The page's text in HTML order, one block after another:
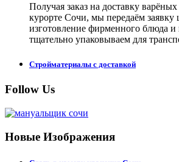
Получая заказ на доставку
курорте Сочи, мы передаём заявку
изготовление фирменного блюда и
тщательно упаковываем для
Стройматериалы с доставкой
Follow Us
Новые Изображения